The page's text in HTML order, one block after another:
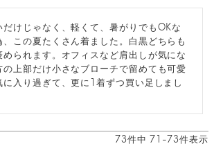
けじゃなく、軽くて、暑がりでもOKな
この夏たくさん着ました。白黒どちらも
られます。オフィスなど肩出しが気にな
上部だけ小さなブローチで留めても可愛
に入り過ぎて、更に1着ずつ買い足しまし
73件中 71 -73件表示